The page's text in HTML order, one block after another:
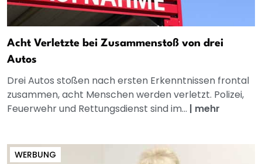
Acht Verletzte bei Zusammenstoß von drei
Autos
Drei Autos stoßen nach ersten Erkenntnissen frontal
zusammen, acht Menschen werden verletzt. Polizei,
Feuerwehr und Rettungsdienst sind im... | mehr
WERBUNG